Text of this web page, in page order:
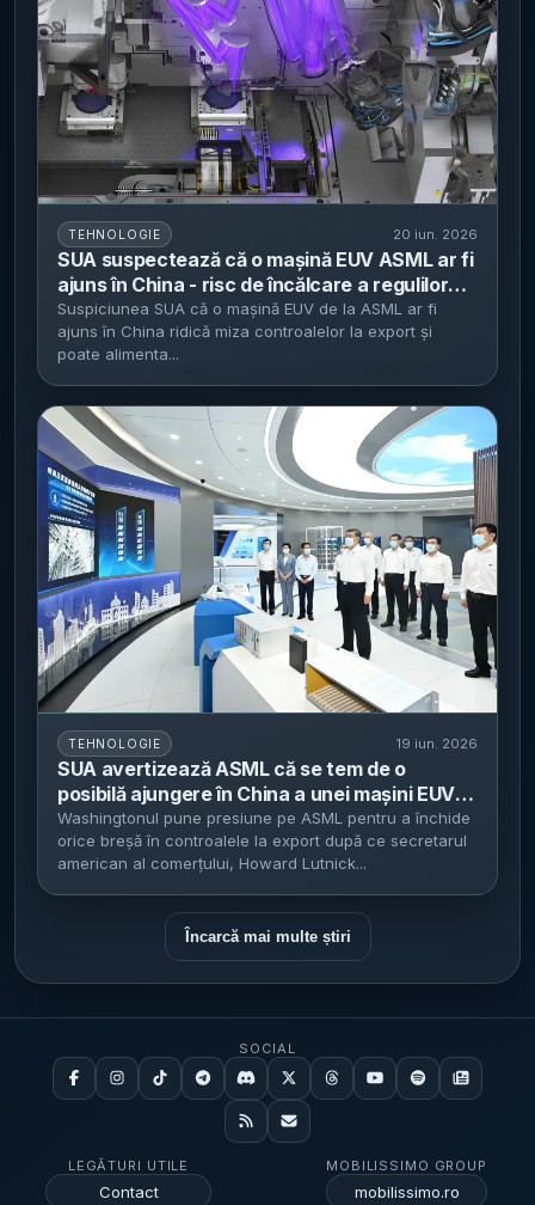
TEHNOLOGIE 20 iun. 2026
SUA suspectează că o mașină EUV ASML ar fi
ajuns în China - risc de încălcare a regulilor
americane de export, ASML neagă livrările
Suspiciunea SUA că o mașină EUV de la ASML ar fi
ajuns în China ridică miza controalelor la export și
poate alimenta...
TEHNOLOGIE 19 iun. 2026
SUA avertizează ASML că se tem de o
posibilă ajungere în China a unei mașini EUV -
suspiciunea pune presiune pe controalele la
export pentru echipamentele-cheie de cipuri
Washingtonul pune presiune pe ASML pentru a închide
orice breșă în controalele la export după ce secretarul
american al comerțului, Howard Lutnick...
Încarcă mai multe știri
LEGĂTURI UTILE
Contact
SOCIAL
MOBILISSIMO GROUP
mobilissimo.ro